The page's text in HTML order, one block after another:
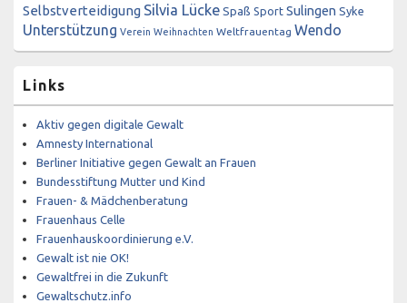
Selbstverteidigung Silvia Lücke Spaß Sport Sulingen Syke
Unterstützung Verein Weihnachten Weltfrauentag Wendo
Links
Aktiv gegen digitale Gewalt
Amnesty International
Berliner Initiative gegen Gewalt an Frauen
Bundesstiftung Mutter und Kind
Frauen- & Mädchenberatung
Frauenhaus Celle
Frauenhauskoordinierung e.V.
Gewalt ist nie OK!
Gewaltfrei in die Zukunft
Gewaltschutz.info